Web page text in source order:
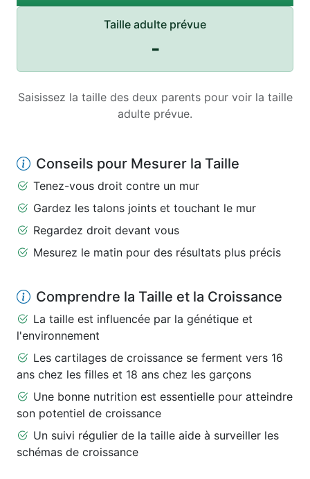
Taille adulte prévue
-
Saisissez la taille des deux parents pour voir la taille
adulte prévue.
Conseils pour Mesurer la Taille
Tenez-vous droit contre un mur
Gardez les talons joints et touchant le mur
Regardez droit devant vous
Mesurez le matin pour des résultats plus précis
Comprendre la Taille et la Croissance
La taille est influencée par la génétique et
l'environnement
Les cartilages de croissance se ferment vers 16
ans chez les filles et 18 ans chez les garçons
Une bonne nutrition est essentielle pour atteindre
son potentiel de croissance
Un suivi régulier de la taille aide à surveiller les
schémas de croissance